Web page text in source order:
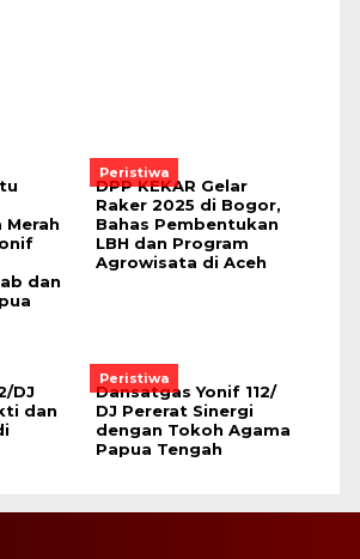
Merah
dan
Peristiwa
DPP KEKAR Gelar
Raker 2025 di Bogor,
Bahas Pembentukan
LBH dan Program
Agrowisata di Aceh
DJ
dan
Peristiwa
Dansatgas Yonif 112/
DJ Pererat Sinergi
dengan Tokoh Agama
Papua Tengah